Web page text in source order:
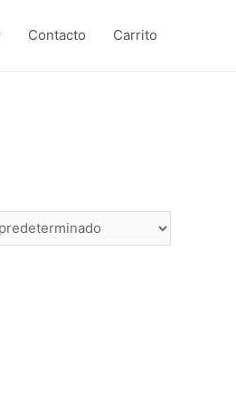
Contacto Carrito